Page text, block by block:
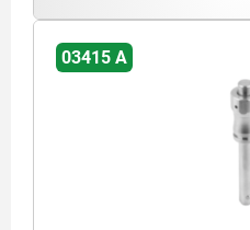
03415 A